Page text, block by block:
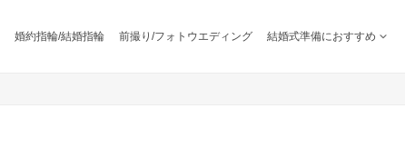
婚約指輪/結婚指輪 前撮り/フォトウエディング 結婚式準備におすすめ